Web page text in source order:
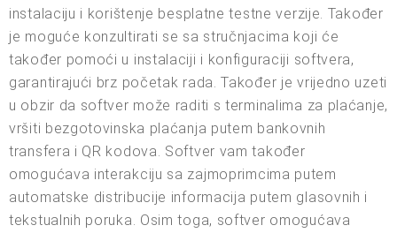
instalaciju i korištenje besplatne testne verzije. Također
je moguće konzultirati se sa stručnjacima koji će
također pomoći u instalaciji i konfiguraciji softvera,
garantirajući brz početak rada. Također je vrijedno uzeti
u obzir da softver može raditi s terminalima za plaćanje,
vršiti bezgotovinska plaćanja putem bankovnih
transfera i QR kodova. Softver vam također
omogućava interakciju sa zajmoprimcima putem
automatske distribucije informacija putem glasovnih i
tekstualnih poruka. Osim toga, softver omogućava